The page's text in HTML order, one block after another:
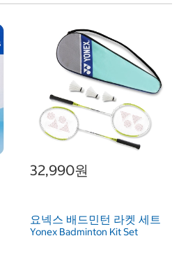
32,990원
요넥스 배드민턴 라켓 세트
Yonex Badminton Kit Set